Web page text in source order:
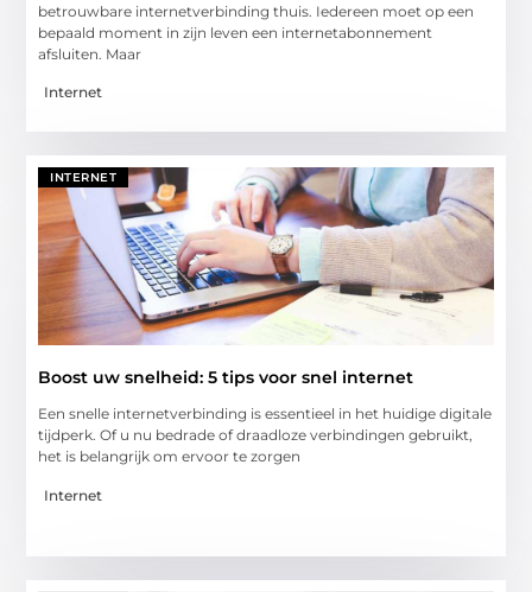
betrouwbare internetverbinding thuis. Iedereen moet op een
bepaald moment in zijn leven een internetabonnement
afsluiten. Maar
Internet
INTERNET
Boost uw snelheid: 5 tips voor snel internet
Een snelle internetverbinding is essentieel in het huidige digitale
tijdperk. Of u nu bedrade of draadloze verbindingen gebruikt,
het is belangrijk om ervoor te zorgen
Internet